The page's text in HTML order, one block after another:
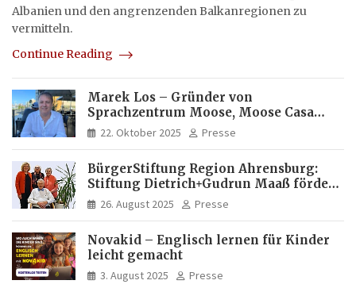
Albanien und den angrenzenden Balkanregionen zu
vermitteln.
Continue Reading
Marek Los – Gründer von
Sprachzentrum Moose, Moose Casa
Italia und Apartamento Brasil |
Internationaler Experte für Bildung
22. Oktober 2025 Presse
BürgerStiftung Region Ahrensburg:
Stiftung Dietrich+Gudrun Maaß fördert
Deutschkenntnisse von Frauen
26. August 2025 Presse
Novakid – Englisch lernen für Kinder
leicht gemacht
3. August 2025 Presse